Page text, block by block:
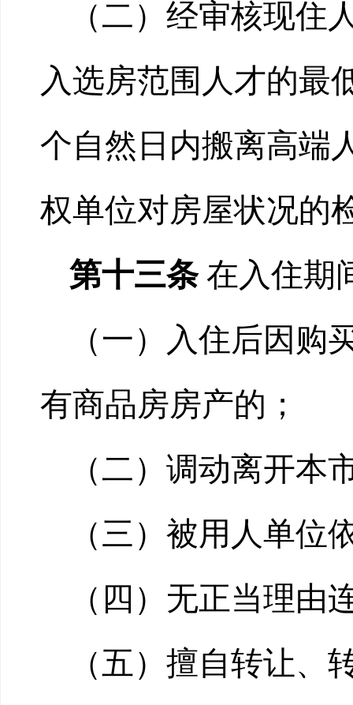
（二）经审核现住
入选房范围人才的最
个自然日内搬离高端
权单位对房屋状况的
第十三条在入住期
（一）入住后因购
有商品房房产的；
（二）调动离开本
（三）被用人单位
（四）无正当理由
（五）擅自转让、